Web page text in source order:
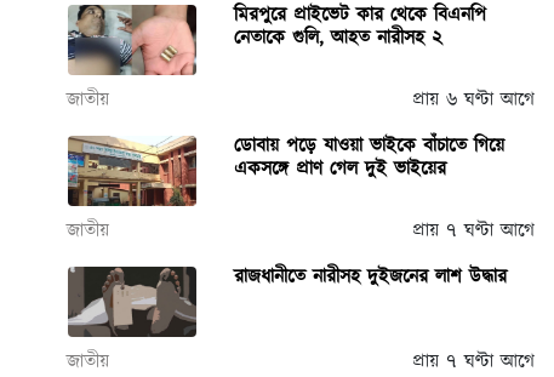
মিরপুরে প্রাইভেট কার থেকে বিএনপি
নেতাকে গুলি, আহত নারীসহ ২
জাতীয়
প্রায় ৬ ঘণ্টা আগে
ডোবায় পড়ে যাওয়া ভাইকে বাঁচাতে গিয়ে
একসঙ্গে প্রাণ গেল দুই ভাইয়ের
জাতীয়
প্রায় ৭ ঘণ্টা আগে
রাজধানীতে নারীসহ দুইজনের লাশ উদ্ধার
জাতীয়
প্রায় ৭ ঘণ্টা আগে